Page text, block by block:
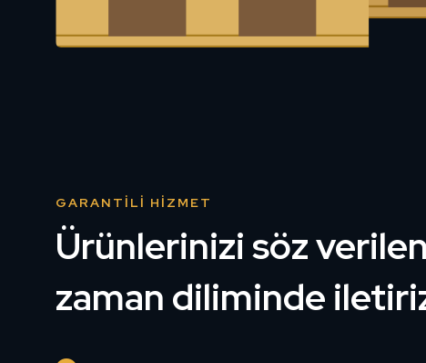
GARANTILI HIZMET
Ürünlerinizi söz verilen
zaman diliminde